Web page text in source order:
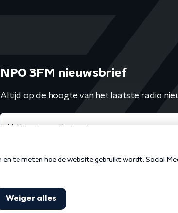
NPO 3FM nieuwsbrief
Altijd op de hoogte van het laatste radio